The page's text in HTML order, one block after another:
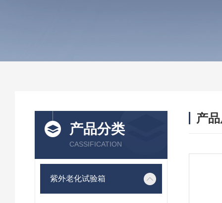
产品分类
CASSIFICATION
紫外老化试验箱
产